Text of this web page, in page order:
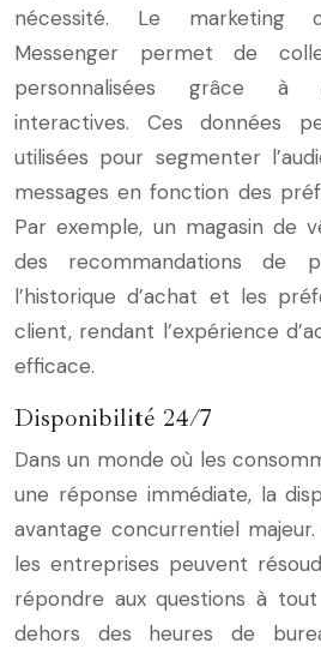
nécessité. Le marketing
Messenger permet de
personnalisées grâce à
interactives. Ces données
utilisées pour segmenter
messages en fonction des
Par exemple, un magasin de
des recommandations de
l’historique d’achat et les
client, rendant l’expérience
efficace.
Disponibilité 24/7
Dans un monde où les
une réponse immédiate, la
avantage concurrentiel
les entreprises peuvent
répondre aux questions à
dehors des heures de